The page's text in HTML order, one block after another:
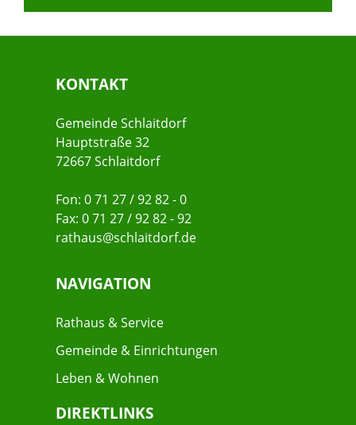
KONTAKT
Gemeinde Schlaitdorf
Hauptstraße 32
72667 Schlaitdorf
Fon: 0 71 27 / 92 82 - 0
Fax: 0 71 27 / 92 82 - 92
rathaus@schlaitdorf.de
NAVIGATION
Rathaus & Service
Gemeinde & Einrichtungen
Leben & Wohnen
DIREKTLINKS